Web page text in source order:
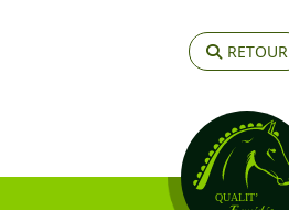
RETOUR